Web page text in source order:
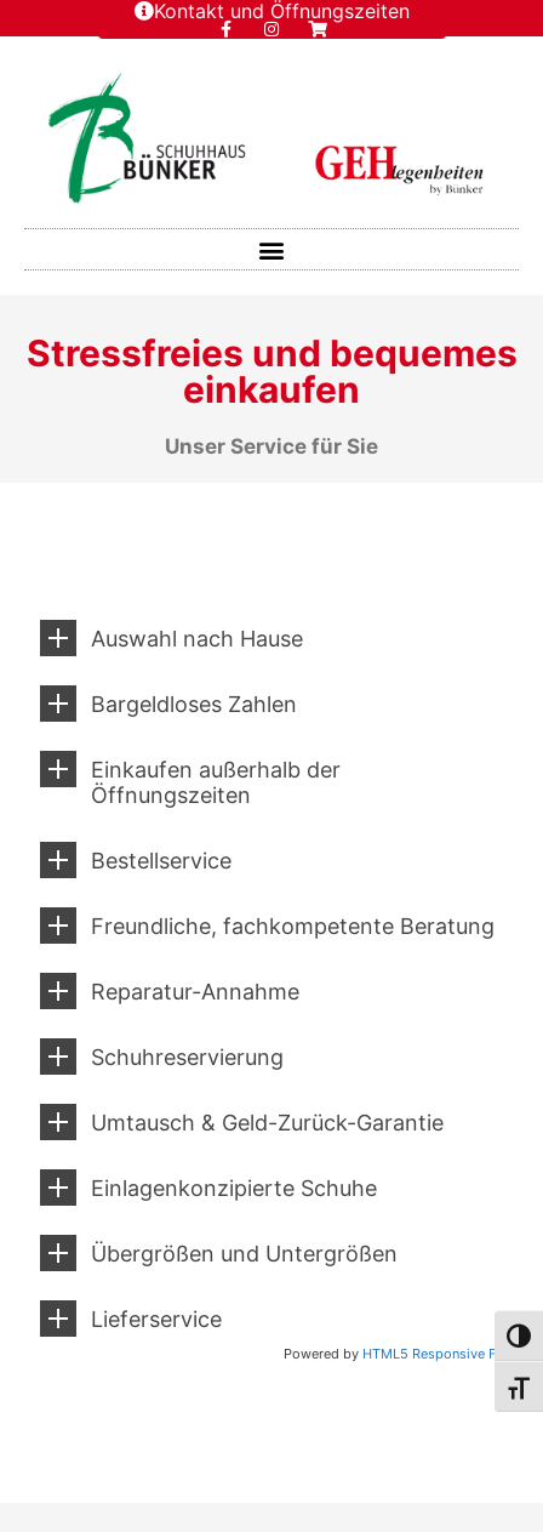
Kontakt und Öffnungszeiten
Stressfreies und bequemes
einkaufen
Unser Service für Sie
Auswahl nach Hause
Bargeldloses Zahlen
Einkaufen außerhalb der
Öffnungszeiten
Bestellservice
Freundliche, fachkompetente Beratung
Reparatur-Annahme
Schuhreservierung
Umtausch & Geld-Zurück-Garantie
Einlagenkonzipierte Schuhe
Übergrößen und Untergrößen
Lieferservice
Powered by HTML5 Responsive FAQ